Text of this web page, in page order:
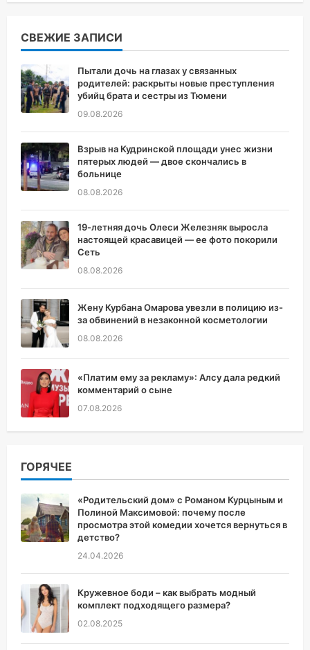
СВЕЖИЕ ЗАПИСИ
Пытали дочь на глазах у связанных
родителей: раскрыты новые преступления
убийц брата и сестры из Тюмени
09.08.2026
Взрыв на Кудринской площади унес жизни
пятерых людей — двое скончались в
больнице
08.08.2026
19-летняя дочь Олеси Железняк выросла
настоящей красавицей — ее фото покорили
Сеть
08.08.2026
Жену Курбана Омарова увезли в полицию из-
за обвинений в незаконной косметологии
08.08.2026
«Платим ему за рекламу»: Алсу дала редкий
комментарий о сыне
07.08.2026
ГОРЯЧЕЕ
«Родительский дом» с Романом Курцыным и
Полиной Максимовой: почему после
просмотра этой комедии хочется вернуться в
детство?
24.04.2026
Кружевное боди – как выбрать модный
комплект подходящего размера?
02.08.2025